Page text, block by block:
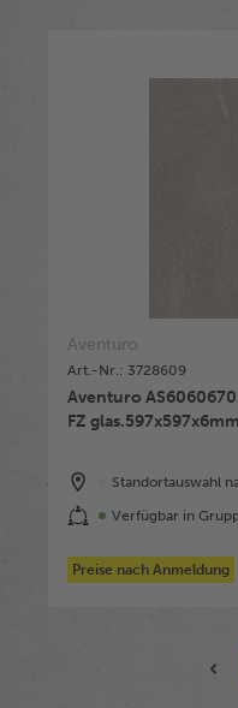
Aventuro
Art.-Nr.: 3728609
Aventuro
Standortauswahl
Verfügbar in
Preise nach Anmeldung